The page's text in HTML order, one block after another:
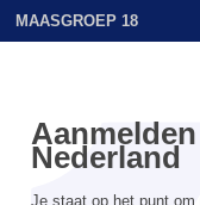
MAASGROEP 18
Nederland
Je staat op het punt